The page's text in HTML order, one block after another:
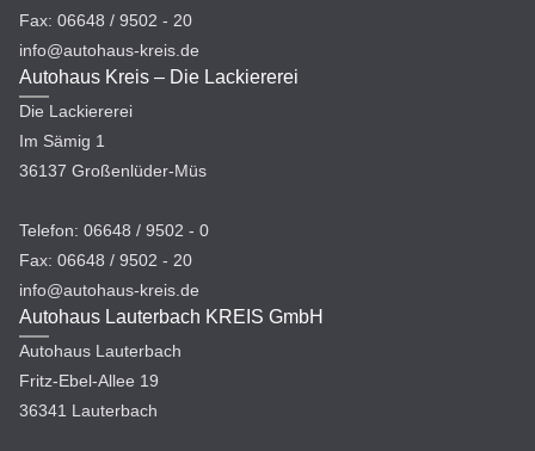
Fax: 06648 / 9502 - 20
info@autohaus-kreis.de
Autohaus Kreis – Die Lackiererei
Die Lackiererei
Im Sämig 1
36137 Großenlüder-Müs
Telefon: 06648 / 9502 - 0
Fax: 06648 / 9502 - 20
info@autohaus-kreis.de
Autohaus Lauterbach KREIS GmbH
Autohaus Lauterbach
Fritz-Ebel-Allee 19
36341 Lauterbach